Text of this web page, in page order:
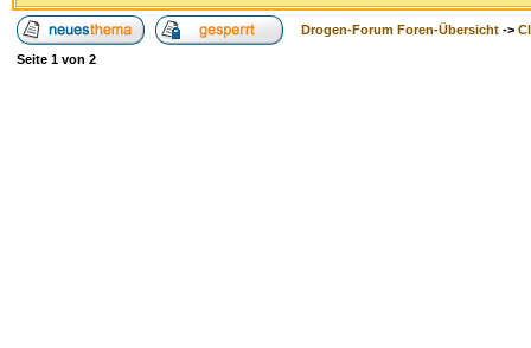
Drogen-Forum Foren-Übersicht ->
Seite 1 von 2